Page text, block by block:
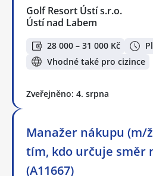
Golf Resort Ústí s.r.o.
Ústí nad Labem
28 000 – 31 000 Kč
Vhodné také pro cizince
Zveřejněno: 4. srpna
Manažer nákupu (m/
tím, kdo určuje směr
(A11667)